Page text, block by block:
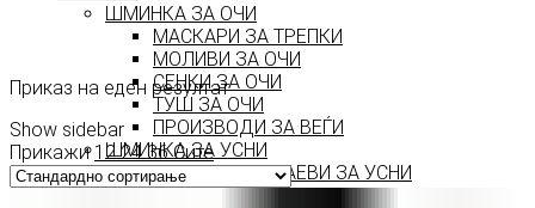
ШМИНКА ЗА ОЧИ
МАСКАРИ ЗА ТРЕПКИ
МОЛИВИ ЗА ОЧИ
СЕНКИ ЗА ОЧИ
ТУШ ЗА ОЧИ
ПРОИЗВОДИ ЗА ВЕЃИ
ШМИНКА ЗА УСНИ
КАРМИНИ И СЈАЕВИ ЗА УСНИ
МОЛИВИ ЗА УСНИ
LASHES
Приказ на еден резултат
Show sidebar
Прикажи 12 24 36 Сите